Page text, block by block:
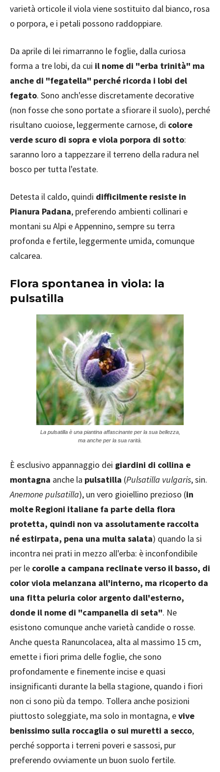
varietà orticole il viola viene sostituito dal bianco, rosa
o porpora, e i petali possono raddoppiare.
Da aprile di lei rimarranno le foglie, dalla curiosa
forma a tre lobi, da cui il nome di "erba trinità" ma
anche di "fegatella" perché ricorda i lobi del
fegato. Sono anch'esse discretamente decorative
(non fosse che sono portate a sfiorare il suolo), perché
risultano cuoiose, leggermente carnose, di colore
verde scuro di sopra e viola porpora di sotto:
saranno loro a tappezzare il terreno della radura nel
bosco per tutta l'estate.
Detesta il caldo, quindi difficilmente resiste in
Pianura Padana, preferendo ambienti collinari e
montani su Alpi e Appennino, sempre su terra
profonda e fertile, leggermente umida, comunque
calcarea.
Flora spontanea in viola: la
pulsatilla
La pulsatilla è una piantina affascinante per la sua bellezza,
ma anche per la sua rarità.
È esclusivo appannaggio dei giardini di collina e
montagna anche la pulsatilla (Pulsatilla vulgaris, sin.
Anemone pulsatilla), un vero gioiellino prezioso (in
molte Regioni italiane fa parte della flora
protetta, quindi non va assolutamente raccolta
né estirpata, pena una multa salata) quando la si
incontra nei prati in mezzo all'erba: è inconfondibile
per le corolle a campana reclinate verso il basso, di
color viola melanzana all'interno, ma ricoperto da
una fitta peluria color argento dall'esterno,
donde il nome di "campanella di seta". Ne
esistono comunque anche varietà candide o rosse.
Anche questa Ranuncolacea, alta al massimo 15 cm,
emette i fiori prima delle foglie, che sono
profondamente e finemente incise e quasi
insignificanti durante la bella stagione, quando i fiori
non ci sono più da tempo. Tollera anche posizioni
piuttosto soleggiate, ma solo in montagna, evive
benissimo sulla roccaglia o sui muretti a secco,
perché sopporta i terreni poveri e sassosi, pur
preferendo ovviamente un buon suolo fertile.